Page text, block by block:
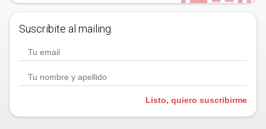
Suscribite al mailing.
Listo, quiero suscribirme